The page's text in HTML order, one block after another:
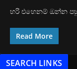
හරි එහෙනම් ඔන්න
Read More
SEARCH LINKS